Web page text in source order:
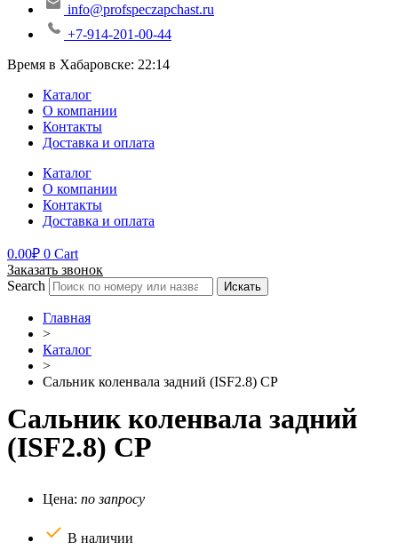
info@profspeczapchast.ru
+7-914-201-00-44
Время в Хабаровске: 22:14
Каталог
О компании
Контакты
Доставка и оплата
Каталог
О компании
Контакты
Доставка и оплата
0.00₽ 0 Cart
Заказать звонок
Search
Искать
Главная
>
Каталог
>
Сальник коленвала задний (ISF2.8) CP
Сальник коленвала задний
(ISF2.8) CP
Цена: по запросу
В наличии